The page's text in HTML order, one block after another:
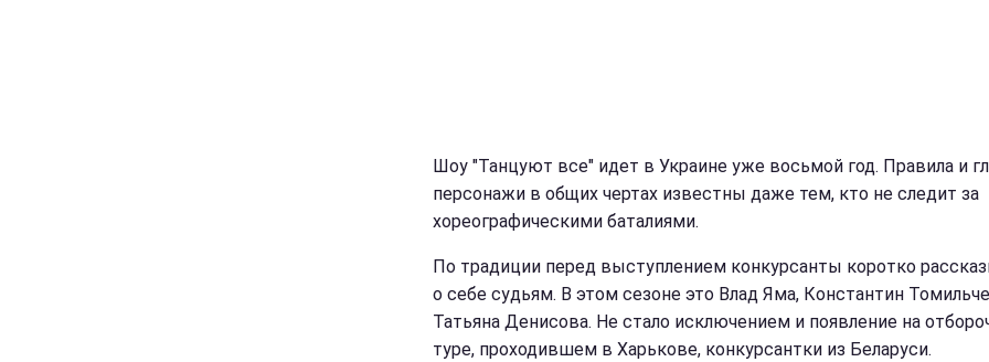
Шоу "Танцуют все" идет в Украине уже восьмой год. Правила и
персонажи в общих чертах известны даже тем, кто не следит за
хореографическими баталиями.
По традиции перед выступлением конкурсанты коротко
о себе судьям. В этом сезоне это Влад Яма, Константин
Татьяна Денисова. Не стало исключением и появление на
туре, проходившем в Харькове, конкурсантки из Беларуси.